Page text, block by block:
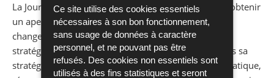
Ce site utilise des cookies essentiels
nécessaires à son bon fonctionnement,
sans usage de données à caractère
personnel, et ne pouvant pas être
refusés. Des cookies non essentiels sont
utilisés à des fins statistiques et seront
La Journée Pacte Climat a permis aux participants d’obtenir
un aperçu des différentes étapes de l’adaptation au
changement climatique, allant de la planification
stratégique à la sensibilisation des citoyens. À travers sa
stratégie nationale d’adaptation au changement climatique,